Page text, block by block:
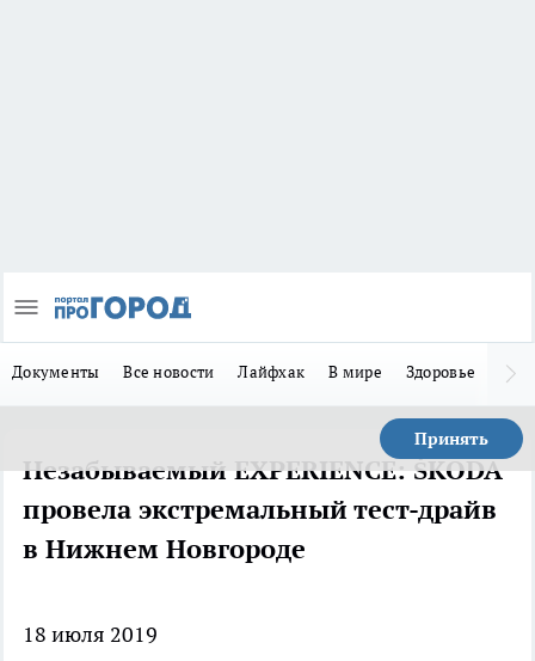
Документы Все новости Лайфхак В мире Здоровье
Принять
Незабываемый EXPERIENCE: ŠKODA
провела экстремальный тест-драйв
в Нижнем Новгороде
18 июля 2019